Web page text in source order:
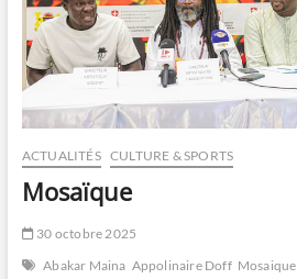
ACTUALITÉS CULTURE & SPORTS
Mosaïque
30 octobre 2025
Abakar Maina Appolinaire Doff Mosaique